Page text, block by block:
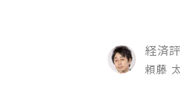
経済
頼藤